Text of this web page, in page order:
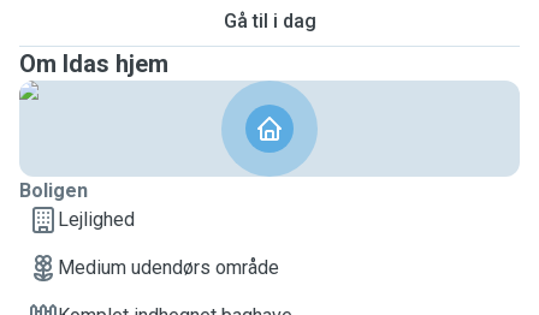
Gå til i dag
Om Idas hjem
Boligen
Lejlighed
Medium udendørs område